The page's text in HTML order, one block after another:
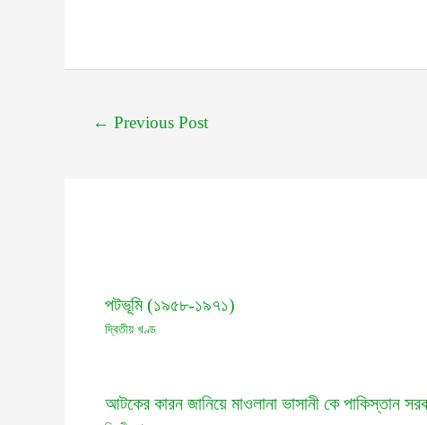
← Previous Post
পটভূমি (১৯৫৮-১৯৭১)
দ্বিতীয় খণ্ড
আটকের কারন জানিয়ে মাওলানা ভাসানী কে পাকিস্তান